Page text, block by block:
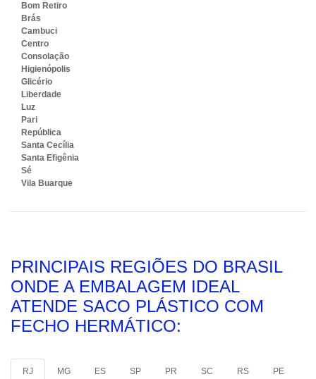
Bom Retiro
Brás
Cambuci
Centro
Consolação
Higienópolis
Glicério
Liberdade
Luz
Pari
República
Santa Cecília
Santa Efigênia
Sé
Vila Buarque
PRINCIPAIS REGIÕES DO BRASIL
ONDE A EMBALAGEM IDEAL
ATENDE SACO PLÁSTICO COM
FECHO HERMÁTICO:
RJ MG ES SP PR SC RS PE